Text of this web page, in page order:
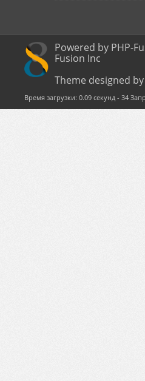
Powered by PHP-
Fusion Inc
Theme designed by
Время загрузки: 0.09 секунд - 34